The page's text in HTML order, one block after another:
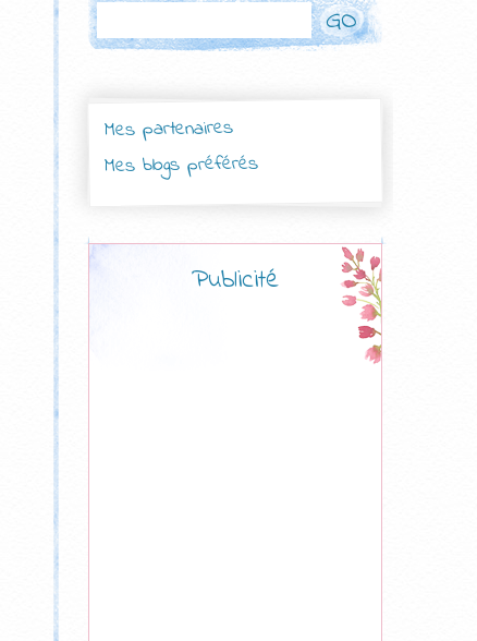
Mes partenaires
Mes blogs préférés
Publicité